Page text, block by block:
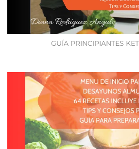
GUÍA PRINCIPIANTES